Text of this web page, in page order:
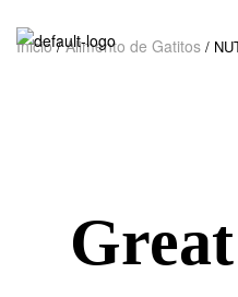
Inicio/Alimento de Gatitos /